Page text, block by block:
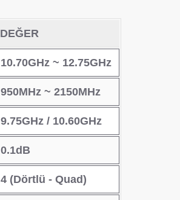
DEĞER
10.70GHz ~ 12.75GHz
950MHz ~ 2150MHz
9.75GHz / 10.60GHz
0.1dB
4 (Dörtlü - Quad)